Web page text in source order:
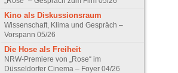
Kino als Diskussionsraum
Wissenschaft, Klima und Gespräch –
Vorspann 05/26
Die Hose als Freiheit
NRW-Premiere von „Rose“ im
Düsseldorfer Cinema – Foyer 04/26